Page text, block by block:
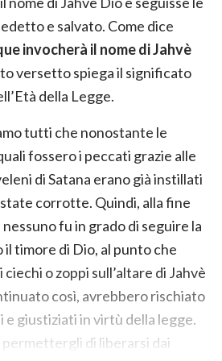
e salvato. Come dice
invocherà il nome di Jahvè
versetto spiega il significato
della Legge.
tutti che nonostante le
fossero i peccati grazie alle
di Satana erano già instillati
corrotte. Quindi, alla fine
fu in grado di seguire la
timore di Dio, al punto che
o zoppi sull’altare di Jahvè
così, avrebbero rischiato
e giustiziati in virtù della legge.
permettergli di liberarsi dai